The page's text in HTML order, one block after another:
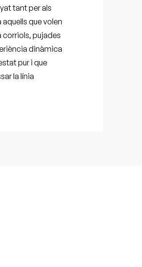
tant per als
que volen
corriols, pujades
dinàmica
pur i que
la línia